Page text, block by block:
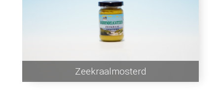
Zeekraalmosterd